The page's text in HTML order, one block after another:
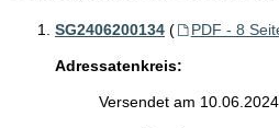
SG2406200134 ( PDF - 8
Adressatenkreis:
Versendet am